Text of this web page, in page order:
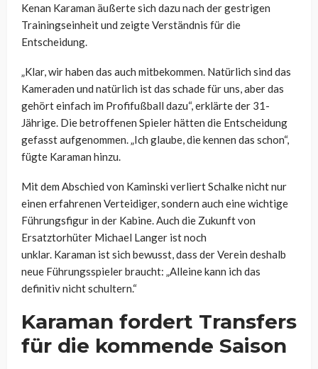
Kenan Karaman äußerte sich dazu nach der gestrigen
Trainingseinheit und zeigte Verständnis für die
Entscheidung.
„Klar, wir haben das auch mitbekommen. Natürlich sind das
Kameraden und natürlich ist das schade für uns, aber das
gehört einfach im Profifußball dazu“, erklärte der 31-
Jährige. Die betroffenen Spieler hätten die Entscheidung
gefasst aufgenommen. „Ich glaube, die kennen das schon“,
fügte Karaman hinzu.
Mit dem Abschied von Kaminski verliert Schalke nicht nur
einen erfahrenen Verteidiger, sondern auch eine wichtige
Führungsfigur in der Kabine. Auch die Zukunft von
Ersatztorhüter Michael Langer ist noch
unklar. Karaman ist sich bewusst, dass der Verein deshalb
neue Führungsspieler braucht: „Alleine kann ich das
definitiv nicht schultern.“
Karaman fordert Transfers
für die kommende Saison